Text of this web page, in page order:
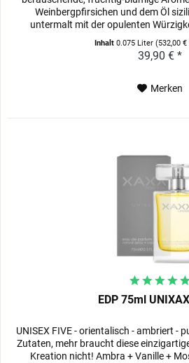
Weinbergpfirsichen und dem Öl
untermalt mit der opulenten
Inhalt0.075 Liter(532,00
39,90 € *
Merken
EDP 75ml
UNISEX FIVE - orientalisch - ambriert -
Zutaten, mehr braucht diese
Kreation nicht! Ambra + Vanille +